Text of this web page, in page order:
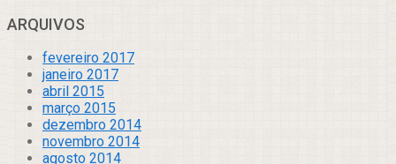
ARQUIVOS
fevereiro 2017
janeiro 2017
abril 2015
março 2015
dezembro 2014
novembro 2014
agosto 2014